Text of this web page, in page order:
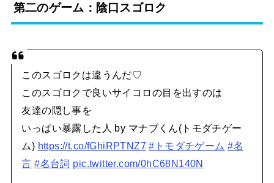
第二のゲーム：陰口スゴロク
このスゴロクは違うんだ♡
このスゴロクで良いサイコロの目を出すのは
友達の隠し事を
いっぱい暴露した人 by マナブくん(トモダチゲー
ム) https://t.co/fGhiRPTNZ7 #トモダチゲーム #名
言 #名台詞 pic.twitter.com/0hC68N140N